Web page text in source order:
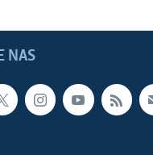
NAS